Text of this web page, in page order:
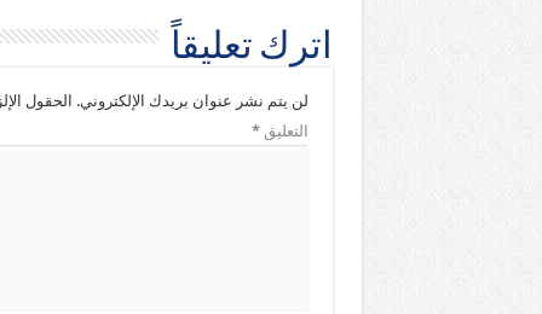
اترك تعليقاً
لن يتم نشر عنوان بريدك الإلكتروني. الحقول
التعليق*